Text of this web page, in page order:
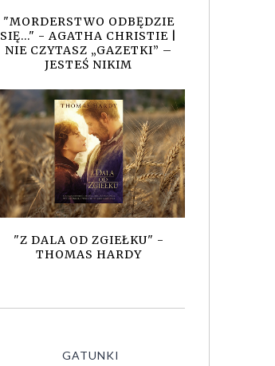
"MORDERSTWO ODBĘDZIE
SIĘ..." - AGATHA CHRISTIE |
NIE CZYTASZ „GAZETKI” –
JESTEŚ NIKIM
"Z DALA OD ZGIEŁKU" -
THOMAS HARDY
GATUNKI